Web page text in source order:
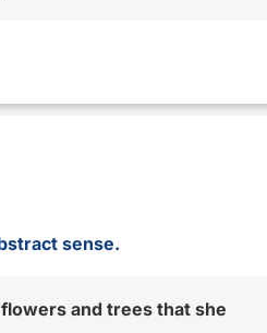
sense.
and trees that she